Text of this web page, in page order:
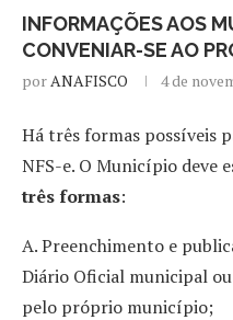
INFORMAÇÕES AOS
CONVENIAR-SE AO
porANAFISCO 4 de
Há três formas possíveis
NFS-e. O Município deve
três formas:
A. Preenchimento e
Diário Oficial municipal
pelo próprio município;